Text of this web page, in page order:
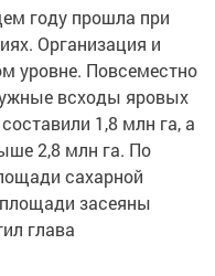
году прошла при
Организация и
уровне. Повсеместно
всходы яровых
1,8 млн га, а
2,8 млн га. По
сахарной
засеяны
глава